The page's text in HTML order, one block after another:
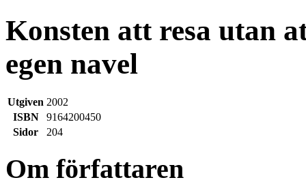
Konsten att resa utan
egen navel
Utgiven 2002
ISBN
9164200450
Sidor
204
Om författaren